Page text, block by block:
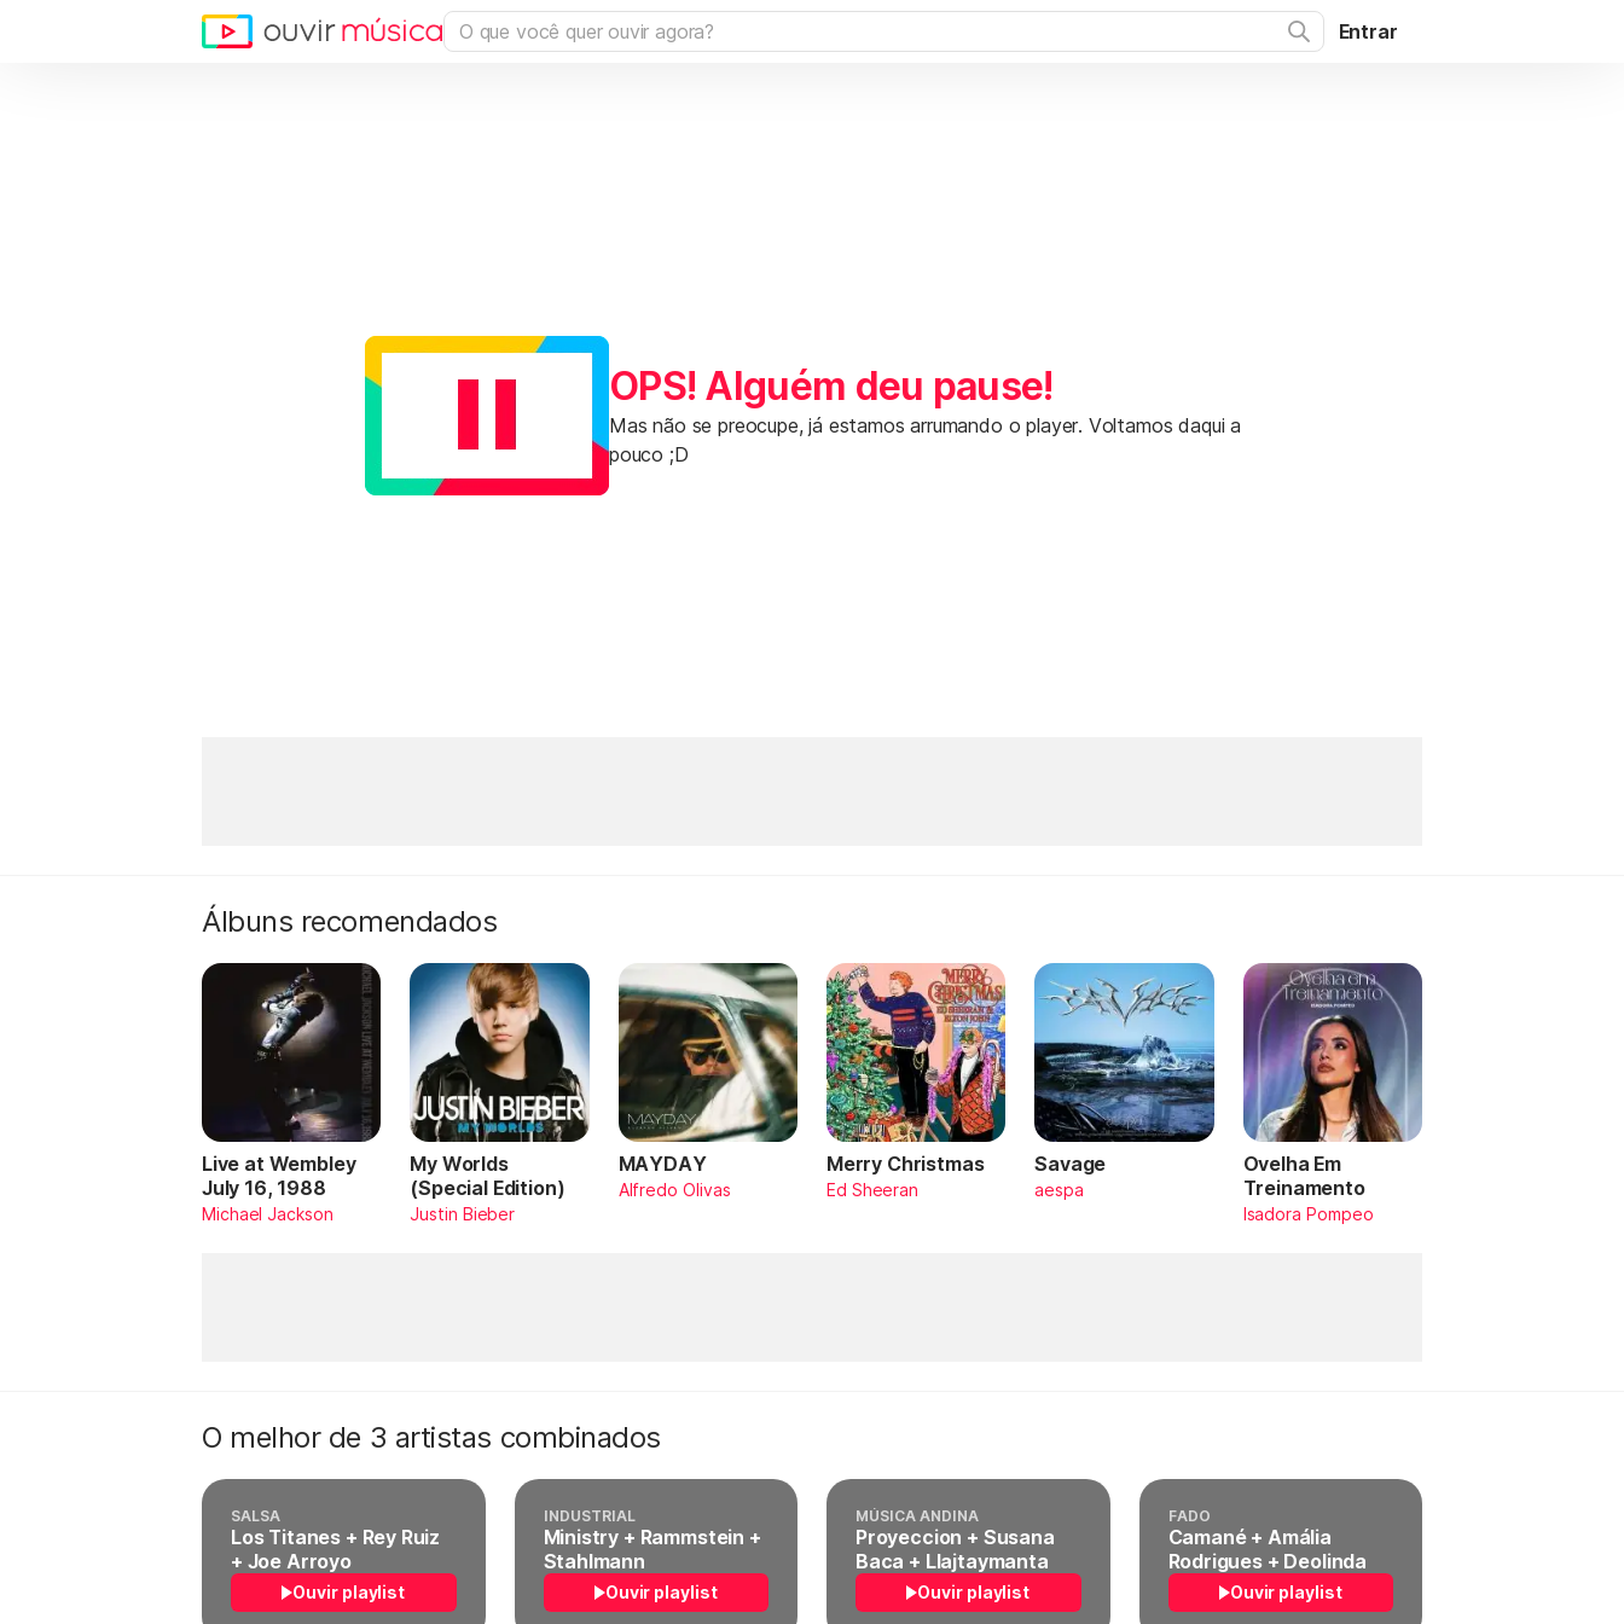
Entrar
OPS! Alguém deu pause!
Mas não se preocupe, já estamos arrumando o player. Voltamos daqui a
pouco ;D
Álbuns recomendados
Live at Wembley
July 16, 1988
Michael Jackson
My Worlds
(Special Edition)
Justin Bieber
MAYDAY
Alfredo Olivas
Merry Christmas
Ed Sheeran
Savage
aespa
Ovelha Em
Treinamento
Isadora Pompeo
O melhor de 3 artistas combinados
SALSA
Los Titanes + Rey Ruiz
+ Joe Arroyo
Ouvir playlist
INDUSTRIAL
Ministry + Rammstein +
Stahlmann
Ouvir playlist
MÚSICA ANDINA
Proyeccion + Susana
Baca + Llajtaymanta
Ouvir playlist
FADO
Camané + Amália
Rodrigues + Deolinda
Ouvir playlist